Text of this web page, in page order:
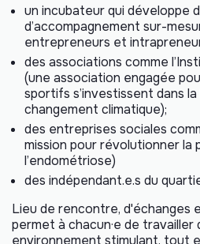
un incubateur qui développe
d’accompagnement sur-
entrepreneurs et
des associations comme l’
(une association engagée
sportifs s’investissent dans
changement climatique);
des entreprises sociales
mission pour révolutionner la
l’endométriose)
des indépendant.e.s du
Lieu de rencontre, d'échanges
permet à chacun·e de travailler
environnement stimulant, tout